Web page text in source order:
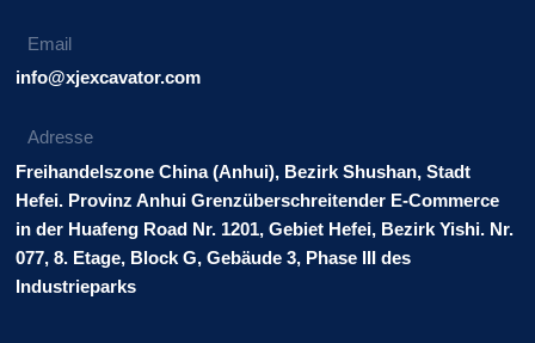
Email
info@xjexcavator.com
Adresse
Freihandelszone China (Anhui), Bezirk Shushan, Stadt
Hefei. Provinz Anhui Grenzüberschreitender E-Commerce
in der Huafeng Road Nr. 1201, Gebiet Hefei, Bezirk Yishi. Nr.
077, 8. Etage, Block G, Gebäude 3, Phase III des
Industrieparks